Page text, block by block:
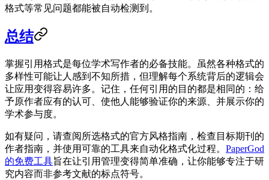
格式等常见问题都能被自动检测到。
总结
掌握引用格式是每位学术写作者的必备技能。虽然各种格式的
多样性可能让人感到不知所措，但理解每个系统背后的逻辑会
让应用变得容易许多。记住，任何引用的目的都是相同的：给
予原作者应有的认可、使他人能够验证你的来源、并展示你的
学术参与度。
如有疑问，请查阅所选格式的官方风格指南，检查目标期刊的
作者指南，并使用可靠的工具来自动化格式化过程。 PaperGod
的免费工具旨在让引用管理变得简单准确，让你能够专注于研
究内容而非参考文献的标点符号。